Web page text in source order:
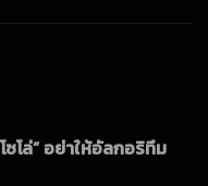
โล่” อย่าให้อัลกอริทึม